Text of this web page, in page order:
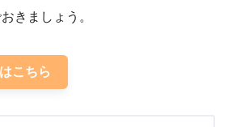
きましょう。
こちら